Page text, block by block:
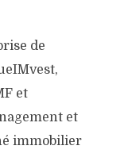
de
et
et
immobilier